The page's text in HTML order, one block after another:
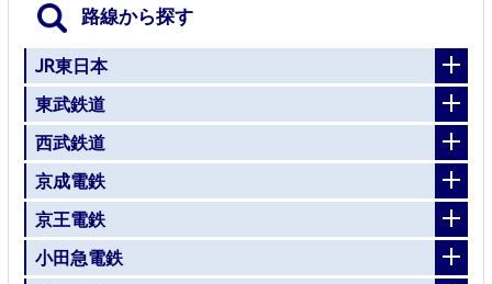
路線から探す
JR東日本
東武鉄道
西武鉄道
京成電鉄
京王電鉄
小田急電鉄